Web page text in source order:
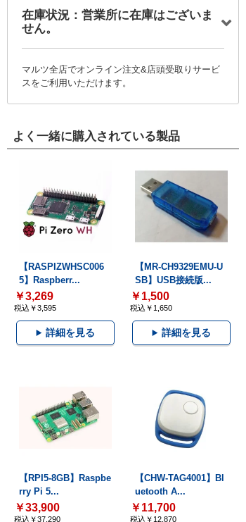
在庫状況：営業所に在庫はございま
せん。
マルツ全店でオンライン注文&店頭受取りサービ
スをご利用いただけます。
よく一緒に購入されている製品
【RASPIZWHSC006
5】Raspberr...
￥3,269
税込￥3,595
詳細を見る
【MR-CH9329EMU-U
SB】USB接続版...
￥1,500
税込￥1,650
詳細を見る
【RPI5-8GB】Raspbe
rry Pi 5...
￥33,900
税込￥37,290
【CHW-TAG4001】Bl
uetooth A...
￥11,700
税込￥12,870